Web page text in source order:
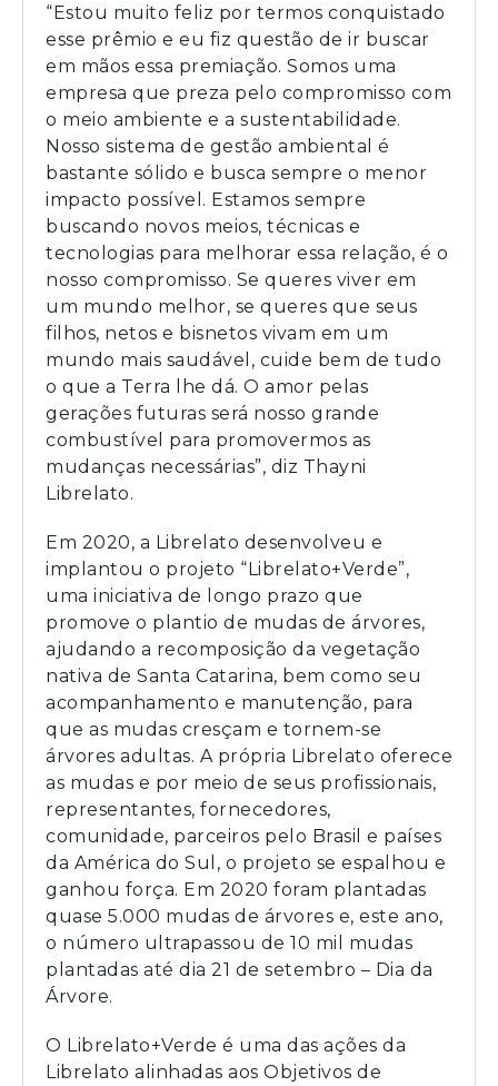
“Estou muito feliz por termos conquistado
esse prêmio e eu fiz questão de ir buscar
em mãos essa premiação. Somos uma
empresa que preza pelo compromisso com
o meio ambiente e a sustentabilidade.
Nosso sistema de gestão ambiental é
bastante sólido e busca sempre o menor
impacto possível. Estamos sempre
buscando novos meios, técnicas e
tecnologias para melhorar essa relação, é o
nosso compromisso. Se queres viver em
um mundo melhor, se queres que seus
filhos, netos e bisnetos vivam em um
mundo mais saudável, cuide bem de tudo
o que a Terra lhe dá. O amor pelas
gerações futuras será nosso grande
combustível para promovermos as
mudanças necessárias”, diz Thayni
Librelato.
Em 2020, a Librelato desenvolveu e
implantou o projeto “Librelato+Verde”,
uma iniciativa de longo prazo que
promove o plantio de mudas de árvores,
ajudando a recomposição da vegetação
nativa de Santa Catarina, bem como seu
acompanhamento e manutenção, para
que as mudas cresçam e tornem-se
árvores adultas. A própria Librelato oferece
as mudas e por meio de seus profissionais,
representantes, fornecedores,
comunidade, parceiros pelo Brasil e países
da América do Sul, o projeto se espalhou e
ganhou força. Em 2020 foram plantadas
quase 5.000 mudas de árvores e, este ano,
o número ultrapassou de 10 mil mudas
plantadas até dia 21 de setembro – Dia da
Árvore.
O Librelato+Verde é uma das ações da
Librelato alinhadas aos Objetivos de